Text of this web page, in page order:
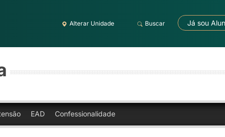
Alterar Unidade Buscar Já sou
EAD Confessionalidade